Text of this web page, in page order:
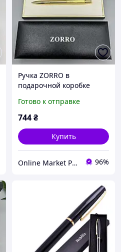
Ручка ZORRO в
подарочной коробке
Готово к отправке
744₴
Купить
Online Market Plus 96%